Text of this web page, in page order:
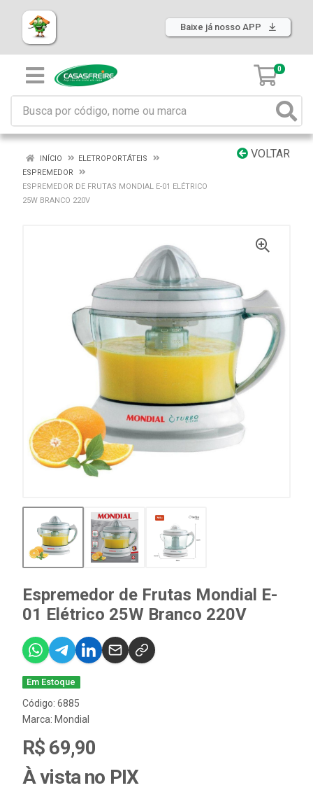
Baixe já nosso APP
0
VOLTAR
INÍCIO
ELETROPORTÁTEIS
ESPREMEDOR
ESPREMEDOR DE FRUTAS MONDIAL E-01 ELÉTRICO
25W BRANCO 220V
Espremedor de Frutas Mondial E-
01 Elétrico 25W Branco 220V
Em Estoque
Código: 6885
Marca: Mondial
R$ 69,90
À vista no PIX